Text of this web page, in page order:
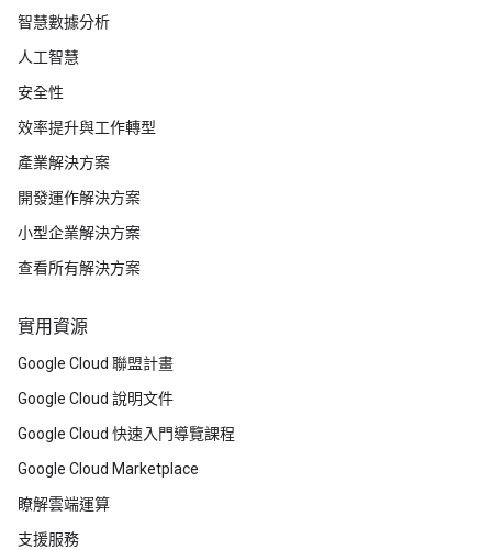
智慧數據分析
人工智慧
安全性
效率提升與工作轉型
產業解決方案
開發運作解決方案
小型企業解決方案
查看所有解決方案
實用資源
Google Cloud 聯盟計畫
Google Cloud 說明文件
Google Cloud 快速入門導覽課程
Google Cloud Marketplace
瞭解雲端運算
支援服務